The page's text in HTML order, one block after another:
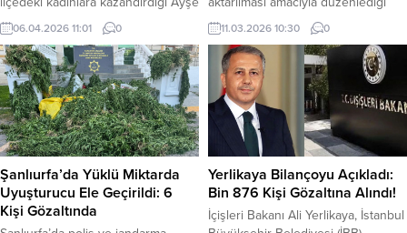
Ana Hanımlar Otağı, yüzlerce
kadına hayata tutunmayı öğretti.
Her yaştan kadının vazgeçilmez
mekânı haline gelen otakta sunulan
hizmetler, sosyal ve ekonomik
hayata önemli katkılar sunuyor.
Sosyal belediyecilik alanında,
kadınlara pozitif ayrımcılık
uygulayan Eyyübiye Belediyesi’nin
hizmete sunduğu Ayşe Ana
Hanımlar Otağı’nda,...
06.04.2026 11:01 0
Tohum Takas Şenliği’nin 11’incisi 14
Mart’ta gerçekleştirecek. Şenlikte,
çimlendirme testleri tamamlanmış
30 çeşit 15 bin paket yerel tohum
vatandaşlara ücretsiz dağıtılacak.
Nilüfer Belediyesi, Nilüfer Kent
Konseyi ve Nilüfer Tarımsal
Kalkınma Kooperatifi iş birliğiyle
düzenlenecek 11. Tohum Takas
Şenliği için...
11.03.2026 10:30 0
Şanlıurfa’da Yüklü Miktarda
Uyuşturucu Ele Geçirildi: 6
Kişi Gözaltında
Yerlikaya Bilançoyu Açıkladı:
Bin 876 Kişi Gözaltına Alındı!
İçişleri Bakanı Ali Yerlikaya, İstanbul